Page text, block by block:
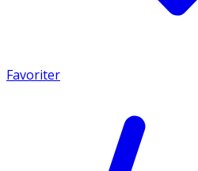
Favoriter